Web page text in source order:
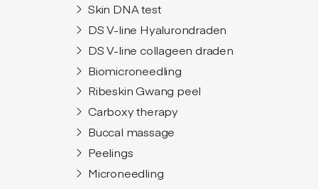
Skin DNA test
DS V-line Hyalurondraden
DS V-line collageen draden
Biomicroneedling
Ribeskin Gwang peel
Carboxy therapy
Buccal massage
Peelings
Microneedling